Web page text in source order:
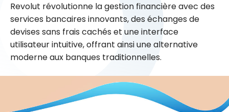
Revolut révolutionne la gestion financière avec des
services bancaires innovants, des échanges de
devises sans frais cachés et une interface
utilisateur intuitive, offrant ainsi une alternative
moderne aux banques traditionnelles.